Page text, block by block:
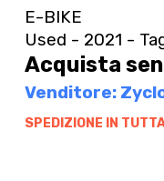
E-BIKE
Used - 2021 -
Acquista
Venditore:
SPEDIZIONE IN